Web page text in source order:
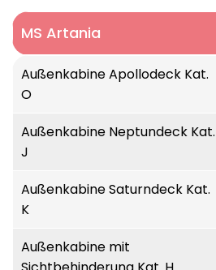
MS Artania
Länge:231 m
Höhe:
Decks/Stockwerke:
Baujahr:1984 als Royal
ab 2004 Artemis, seit 2011
Außenkabine Apollodeck Kat.
O
Außenkabine Neptundeck Kat.
J
Außenkabine Saturndeck Kat.
K
Außenkabine mit